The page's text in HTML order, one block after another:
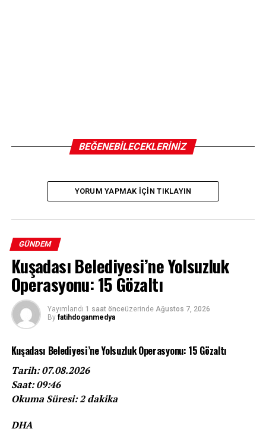
BEĞENEBILECEKLERINIZ
YORUM YAPMAK IÇIN TIKLAYIN
GÜNDEM
Kuşadası Belediyesi’ne Yolsuzluk
Operasyonu: 15 Gözaltı
Yayımlandı 1 saat önceüzerinde Ağustos 7, 2026
By fatihdoganmedya
Kuşadası Belediyesi’ne Yolsuzluk Operasyonu: 15 Gözaltı
Tarih: 07.08.2026
Saat: 09:46
Okuma Süresi: 2 dakika
DHA